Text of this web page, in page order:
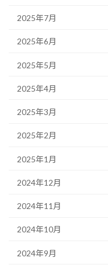
2025年7月
2025年6月
2025年5月
2025年4月
2025年3月
2025年2月
2025年1月
2024年12月
2024年11月
2024年10月
2024年9月